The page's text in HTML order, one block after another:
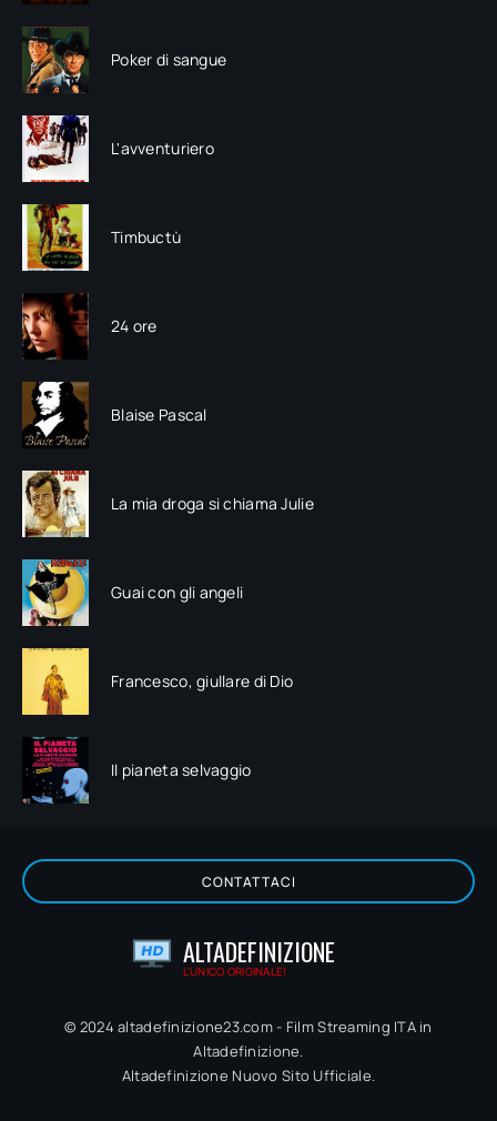
Poker di sangue
L'avventuriero
Timbuctù
24 ore
Blaise Pascal
La mia droga si chiama Julie
Guai con gli angeli
Francesco, giullare di Dio
Il pianeta selvaggio
CONTATTACI
ALTADEFINIZIONE
L'UNICO ORIGINALE!
© 2024 altadefinizione23.com - Film Streaming ITA in
Altadefinizione.
Altadefinizione Nuovo Sito Ufficiale.